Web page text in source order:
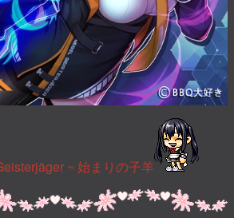
~ 始まりの子羊